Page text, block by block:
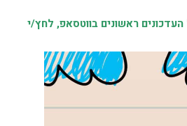
ראשונים בווטסאפ, לחץ/י